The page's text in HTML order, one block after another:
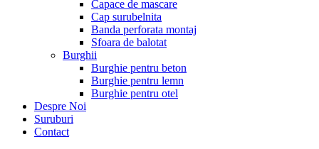
Capace de mascare
Cap surubelnita
Banda perforata montaj
Sfoara de balotat
Burghii
Burghie pentru beton
Burghie pentru lemn
Burghie pentru otel
Despre Noi
Suruburi
Contact